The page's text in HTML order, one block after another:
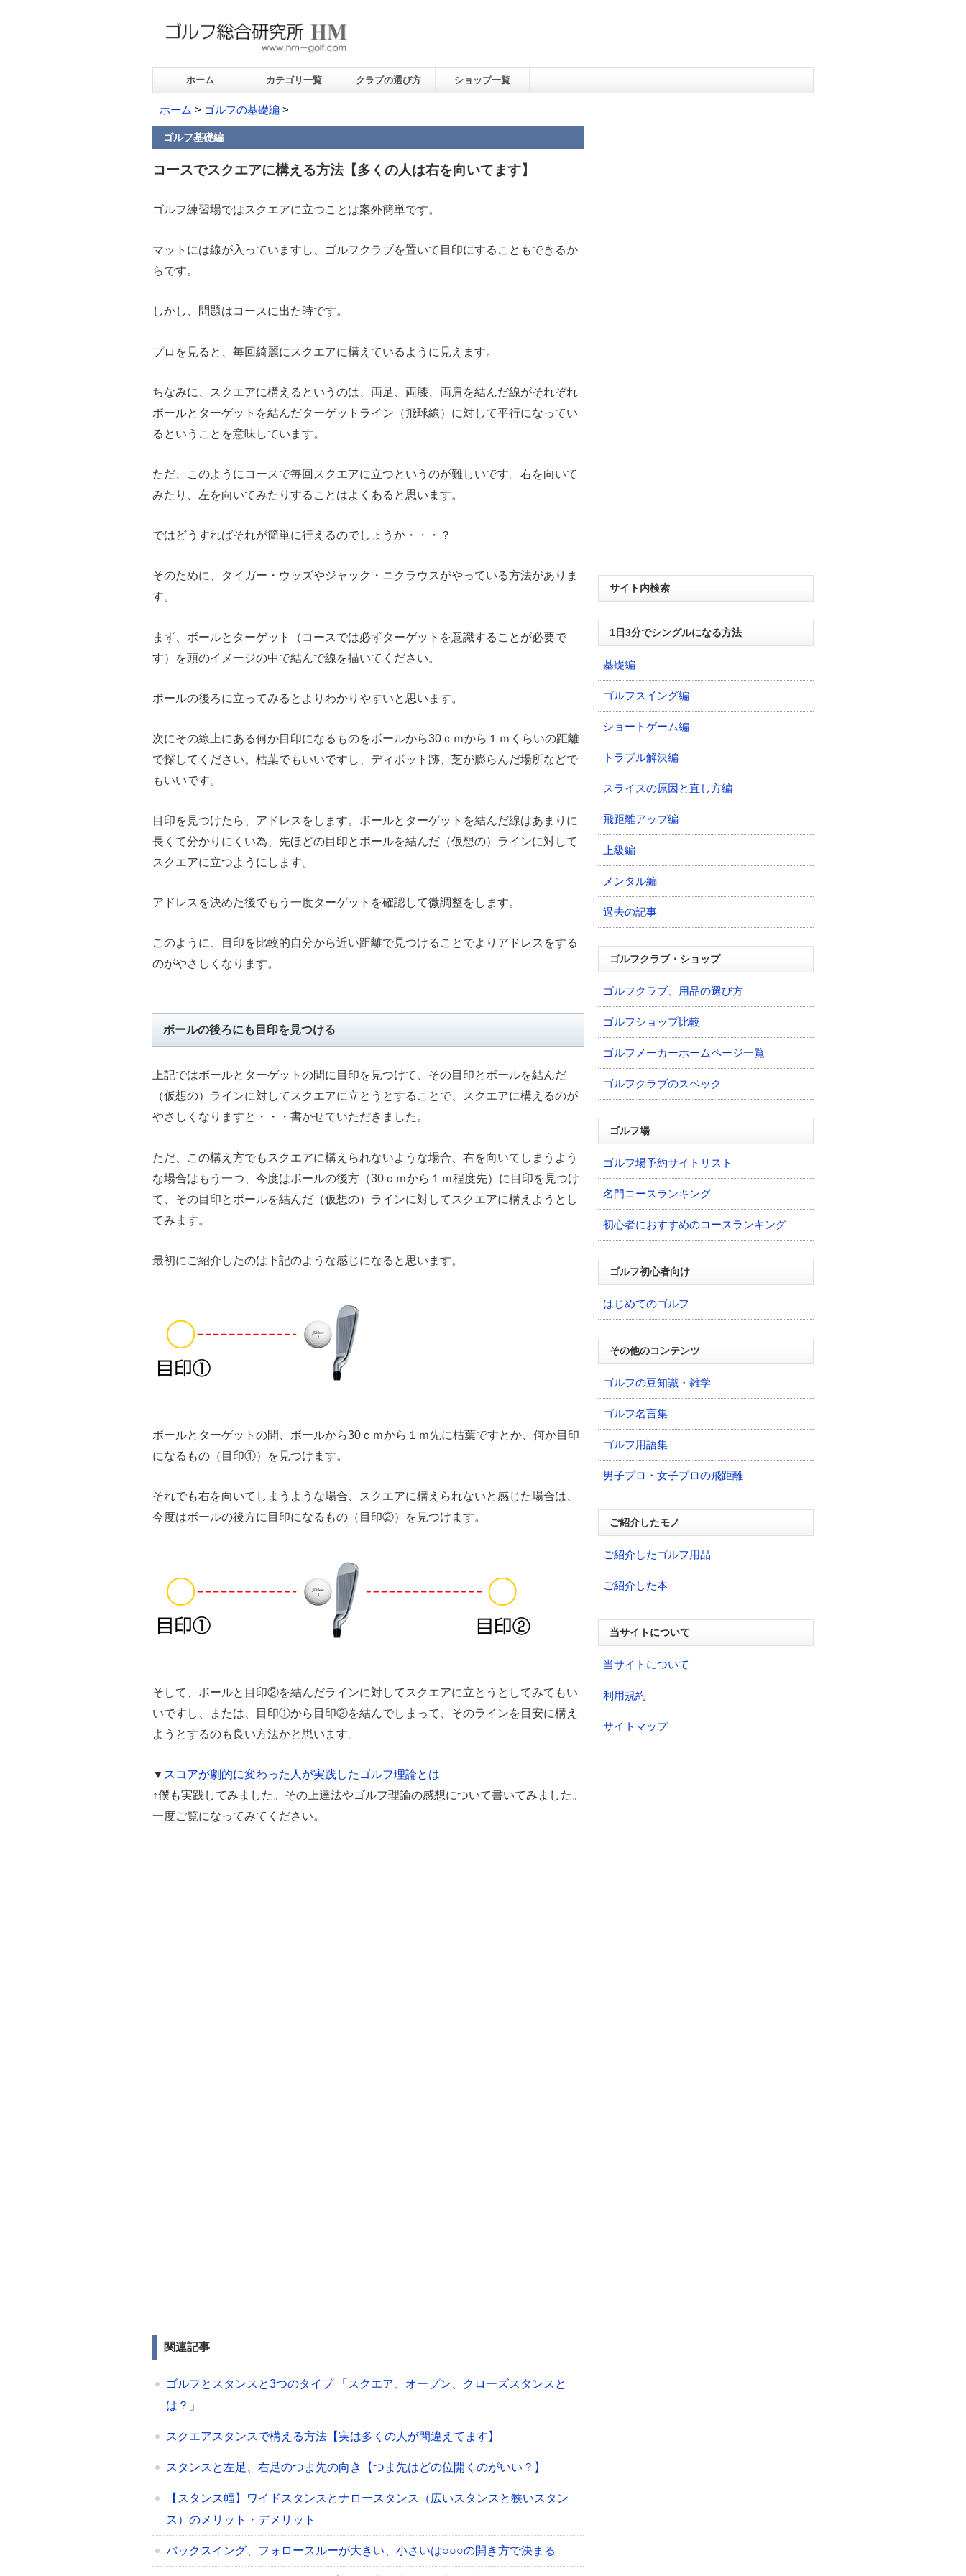
ホーム カテゴリ一覧 クラブの選び方 ショップ一覧
ホーム > ゴルフの基礎編 >
ゴルフ基礎編
コースでスクエアに構える方法【多くの人は右を向いてます】
ゴルフ練習場ではスクエアに立つことは案外簡単です。
マットには線が入っていますし、ゴルフクラブを置いて目印にすることもできるか
らです。
しかし、問題はコースに出た時です。
プロを見ると、毎回綺麗にスクエアに構えているように見えます。
ちなみに、スクエアに構えるというのは、両足、両膝、両肩を結んだ線がそれぞれ
ボールとターゲットを結んだターゲットライン（飛球線）に対して平行になってい
るということを意味しています。
ただ、このようにコースで毎回スクエアに立つというのが難しいです。右を向いて
みたり、左を向いてみたりすることはよくあると思います。
ではどうすればそれが簡単に行えるのでしょうか・・・？
そのために、タイガー・ウッズやジャック・ニクラウスがやっている方法がありま
す。
まず、ボールとターゲット（コースでは必ずターゲットを意識することが必要で
す）を頭のイメージの中で結んで線を描いてください。
ボールの後ろに立ってみるとよりわかりやすいと思います。
次にその線上にある何か目印になるものをボールから30ｃｍから１ｍくらいの距離
で探してください。枯葉でもいいですし、ディボット跡、芝が膨らんだ場所などで
もいいです。
目印を見つけたら、アドレスをします。ボールとターゲットを結んだ線はあまりに
長くて分かりにくい為、先ほどの目印とボールを結んだ（仮想の）ラインに対して
スクエアに立つようにします。
アドレスを決めた後でもう一度ターゲットを確認して微調整をします。
このように、目印を比較的自分から近い距離で見つけることでよりアドレスをする
のがやさしくなります。
ボールの後ろにも目印を見つける
上記ではボールとターゲットの間に目印を見つけて、その目印とボールを結んだ
（仮想の）ラインに対してスクエアに立とうとすることで、スクエアに構えるのが
やさしくなりますと・・・書かせていただきました。
ただ、この構え方でもスクエアに構えられないような場合、右を向いてしまうよう
な場合はもう一つ、今度はボールの後方（30ｃｍから１ｍ程度先）に目印を見つけ
て、その目印とボールを結んだ（仮想の）ラインに対してスクエアに構えようとし
てみます。
最初にご紹介したのは下記のような感じになると思います。
ボールとターゲットの間、ボールから30ｃｍから１ｍ先に枯葉ですとか、何か目印
になるもの（目印①）を見つけます。
それでも右を向いてしまうような場合、スクエアに構えられないと感じた場合は、
今度はボールの後方に目印になるもの（目印②）を見つけます。
そして、ボールと目印②を結んだラインに対してスクエアに立とうとしてみてもい
いですし、または、目印①から目印②を結んでしまって、そのラインを目安に構え
ようとするのも良い方法かと思います。
▼ スコアが劇的に変わった人が実践したゴルフ理論とは
↑僕も実践してみました。その上達法やゴルフ理論の感想について書いてみました。
一度ご覧になってみてください。
関連記事
ゴルフとスタンスと3つのタイプ 「スクエア、オープン、クローズスタンスと
は？」
スクエアスタンスで構える方法【実は多くの人が間違えてます】
スタンスと左足、右足のつま先の向き【つま先はどの位開くのがいい？】
【スタンス幅】ワイドスタンスとナロースタンス（広いスタンスと狭いスタン
ス）のメリット・デメリット
バックスイング、フォロースルーが大きい、小さいは○○○の開き方で決まる
サイト内検索
1日3分でシングルになる方法
基礎編
ゴルフスイング編
ショートゲーム編
トラブル解決編
スライスの原因と直し方編
飛距離アップ編
上級編
メンタル編
過去の記事
ゴルフクラブ・ショップ
ゴルフクラブ、用品の選び方
ゴルフショップ比較
ゴルフメーカーホームページ一覧
ゴルフクラブのスペック
ゴルフ場
ゴルフ場予約サイトリスト
名門コースランキング
初心者におすすめのコースランキング
ゴルフ初心者向け
はじめてのゴルフ
その他のコンテンツ
ゴルフの豆知識・雑学
ゴルフ名言集
ゴルフ用語集
男子プロ・女子プロの飛距離
ご紹介したモノ
ご紹介したゴルフ用品
ご紹介した本
当サイトについて
当サイトについて
利用規約
サイトマップ